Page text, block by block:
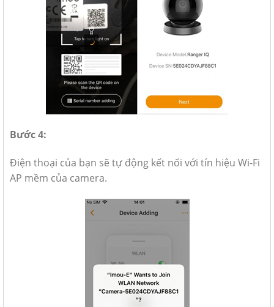
Bước 4:
Điện thoại của bạn sẽ tự động kết nối với tín hiệu Wi-Fi
AP mềm của camera.